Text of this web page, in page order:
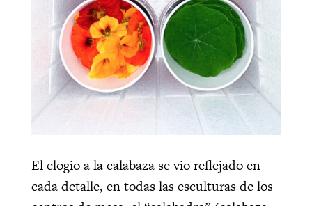
El elogio a la calabaza se vio reflejado en
cada detalle, en todas las esculturas de los